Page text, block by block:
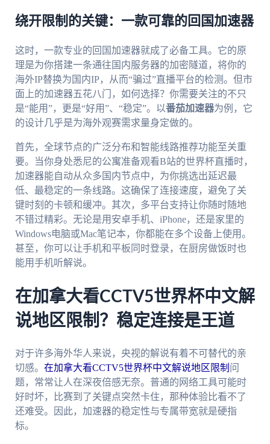
绕开限制的关键：一款可靠的回国加速器
这时，一款专业的回国加速器就成了必备工具。它的原
理是为你搭建一条通往国内服务器的加密隧道，将你的
海外IP替换为国内IP，从而“骗过”直播平台的检测。但市
面上的加速器五花八门，如何选择？你需要关注的不只
是“能用”，更是“好用”、“稳定”。以番茄加速器为例，它
的设计几乎是为海外观赛需求量身定做的。
首先，全球节点的广泛分布和智能线路推荐功能至关重
要。当你身处悉尼的公寓准备观看B站的世界杯直播时，
加速器能自动从众多国内节点中，为你挑选出延迟最
低、最稳定的一条线路。这确保了连接速度，避免了关
键时刻的卡顿和缓冲。其次，多平台支持让你随时随地
不错过精彩。无论是用安卓手机、iPhone，还是家里的
Windows电脑或Mac笔记本，你都能在多个设备上使用。
甚至，你可以让手机和平板同时登录，在厨房做饭时也
能用手机听解说。
在加拿大看CCTV5世界杯中文解
说地区限制？稳定连接是王道
对于许多海外华人来说，央视的解说有着不可替代的亲
切感。 在加拿大看CCTV5世界杯中文解说地区限制 问
题，常常让人在深夜倍感无奈。普通的网络工具可能时
好时坏，比赛到了关键点突然卡住，那种体验比看不了
还难受。因此，加速器的稳定性与专属带宽就是硬指
标。